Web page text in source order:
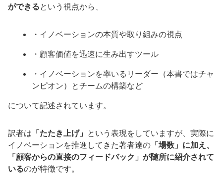
ができるという視点から、
・イノベーションの本質や取り組みの視点
・顧客価値を迅速に生み出すツール
・イノベーションを率いるリーダー（本書ではチャ
ンピオン）とチームの構築など
について記述されています。
訳者は 「たたき上げ」 という表現をしていますが、実際に
イノベーションを推進してきた著者達の 「場数」に加え、
「顧客からの直接のフィードバック」が随所に紹介されて
いるのが特徴です。